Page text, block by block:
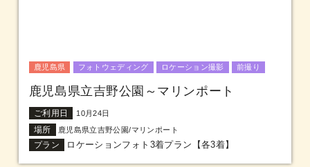
鹿児島県 フォトウェディング ロケーション撮影 前撮り
鹿児島県立吉野公園～マリンポート
ご利用日 10月24日
場所 鹿児島県立吉野公園/マリンポート
プラン ロケーションフォト3着プラン【各3着】